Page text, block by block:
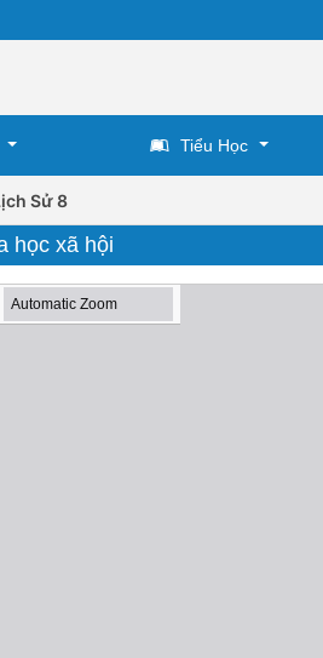
Tiểu Học
Sử 8
học xã hội